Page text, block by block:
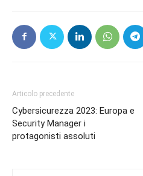
Articolo precedente
Cybersicurezza 2023: Europa e
Security Manager i
protagonisti assoluti